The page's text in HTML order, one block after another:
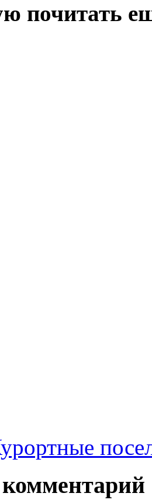
почитать